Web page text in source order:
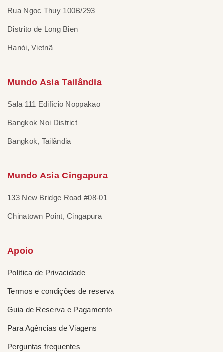
Rua Ngoc Thuy 100B/293
Distrito de Long Bien
Hanói, Vietnã
Mundo Asia Tailândia
Sala 111 Edifício Noppakao
Bangkok Noi District
Bangkok, Tailândia
Mundo Asia Cingapura
133 New Bridge Road #08-01
Chinatown Point, Cingapura
Apoio
Política de Privacidade
Termos e condições de reserva
Guia de Reserva e Pagamento
Para Agências de Viagens
Perguntas frequentes